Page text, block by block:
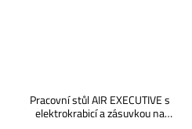
Pracovní stůl AIR EXECUTIVE s
elektrokrabicí a zásuvkou na